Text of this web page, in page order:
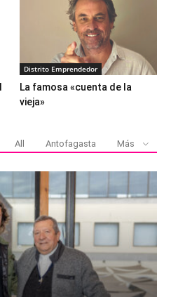
Distrito Emprendedor
La famosa «cuenta de la
vieja»
All Antofagasta Más